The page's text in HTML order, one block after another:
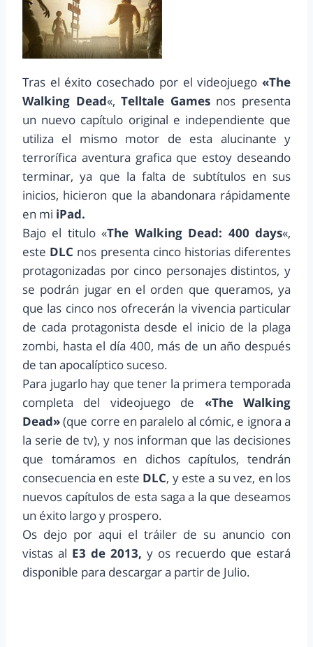
Tras el éxito cosechado por el videojuego «The
Walking Dead«,Telltale Gamesnos presenta
un nuevo capítulo original e independiente que
utiliza el mismo motor de esta alucinante y
terrorífica aventura grafica que estoy deseando
terminar, ya que la falta de subtítulos en sus
inicios, hicieron que la abandonara rápidamente
en mi iPad.
Bajo el titulo «The Walking Dead: 400 days«,
este DLC nos presenta cinco historias diferentes
protagonizadas por cinco personajes distintos, y
se podrán jugar en el orden que queramos, ya
que las cinco nos ofrecerán la vivencia particular
de cada protagonista desde el inicio de la plaga
zombi, hasta el día 400, más de un año después
de tan apocalíptico suceso.
Para jugarlo hay que tener la primera temporada
completa del videojuego de «The Walking
Dead»(que corre en paralelo al cómic, e ignora a
la serie de tv), y nos informan que las decisiones
que tomáramos en dichos capítulos, tendrán
consecuencia en este DLC, y este a su vez, en los
nuevos capítulos de esta saga a la que deseamos
un éxito largo y prospero.
Os dejo por aqui el tráiler de su anuncio con
vistas al E3 de 2013, y os recuerdo que estará
disponible para descargar a partir de Julio.